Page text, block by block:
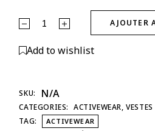
Veste Glow Club – Noir |AJOUTER
Add to wishlist
SKU: N/A
CATEGORIES: ACTIVEWEAR,VESTES
TAG:
ACTIVEWEAR